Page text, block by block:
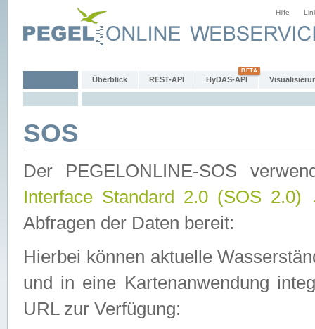
Hilfe
Überblick REST-API HyDAS-API
SOS
Der PEGELONLINE-SOS
Interface Standard 2.0 (SOS 2.0)
Abfragen der Daten bereit:
Hierbei können aktuelle
und in eine Kartenanwendung
URL zur Verfügung: